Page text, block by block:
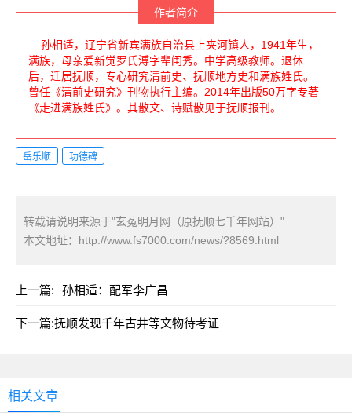
作者简介
孙相适，辽宁省新宾满族自治县上夹河镇人，1941年生，
满族，母亲爱新觉罗氏溥字辈闺秀。中学高级教师。退休
后，迁居抚顺，专心研究清前史、抚顺地方史和满族姓氏。
曾任《清前史研究》刊物执行主编。2014年出版50万字专著
《走进满族姓氏》。其散文、诗赋散见于抚顺报刊。
岳乐顺 功德碑
转载请说明来源于"玄菟明月网（原抚顺七千年网站）"
本文地址： http://www.fs7000.com/news/?8569.html
上一篇: 孙相适：配军李广昌
下一篇:抚顺发现千年古井等文物待考证
相关文章